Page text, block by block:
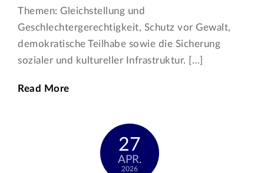
Themen: Gleichstellung und
Geschlechtergerechtigkeit, Schutz vor Gewalt,
demokratische Teilhabe sowie die Sicherung
sozialer und kultureller Infrastruktur. […]
Read More
27
APR.
2026